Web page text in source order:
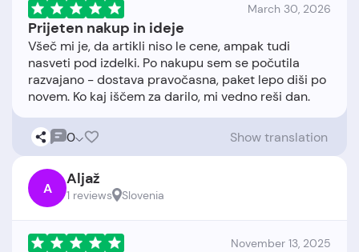
March 30, 2026
Prijeten nakup in ideje
Všeč mi je, da artikli niso le cene, ampak tudi
nasveti pod izdelki. Po nakupu sem se počutila
razvajano - dostava pravočasna, paket lepo diši po
0 Show translation
A Aljaž
1 reviews Slovenia
November 13, 2025